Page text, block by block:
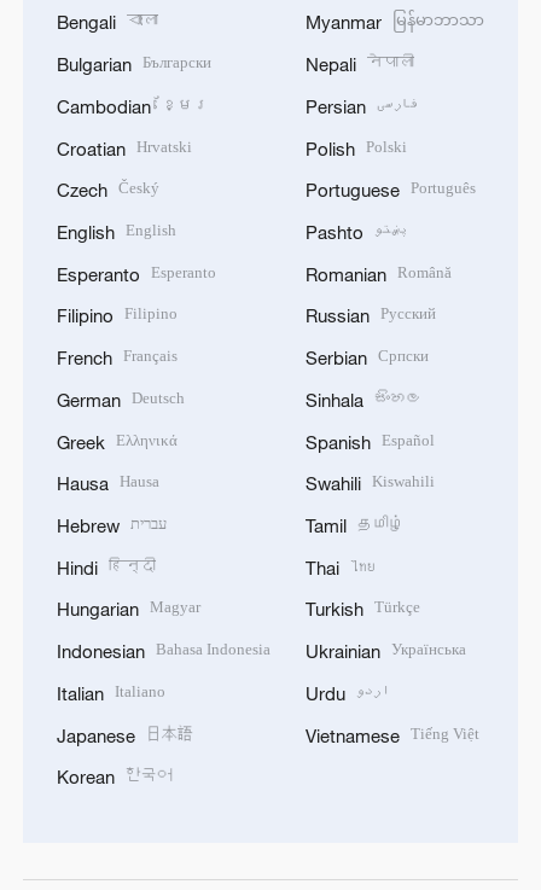
Bengali বাংলা
Bulgarian Български
Cambodian ខ្មែរ
Croatian Hrvatski
Czech Český
English English
Esperanto Esperanto
Filipino Filipino
French Français
German Deutsch
Greek Ελληνικά
Hausa Hausa
Hebrew עברית
Hindi हिन्दी
Hungarian Magyar
Indonesian Bahasa Indonesia
Italian Italiano
Japanese 日本語
Korean 한국어
Myanmar မြန်မာဘာသာ
Nepali नेपाली
Persian فارسی
Polish Polski
Portuguese Português
Pashto پښتو
Romanian Română
Russian Русский
Serbian Српски
Sinhala සිංහල
Spanish Español
Swahili Kiswahili
Tamil தமிழ்
Thai ไทย
Turkish Türkçe
Ukrainian Українська
Urdu اردو
Vietnamese Tiếng Việt